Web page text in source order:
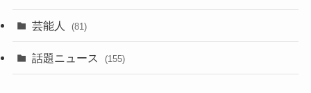
芸能人 (81)
話題ニュース (155)